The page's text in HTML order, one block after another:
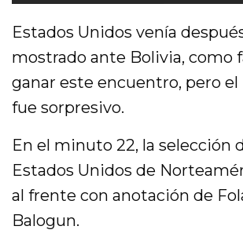
Estados Unidos venía
mostrado ante Bolivia, como
ganar este encuentro, pero
fue sorpresivo.
En el minuto 22, la selección
Estados Unidos de
al frente con anotación de
Balogun.